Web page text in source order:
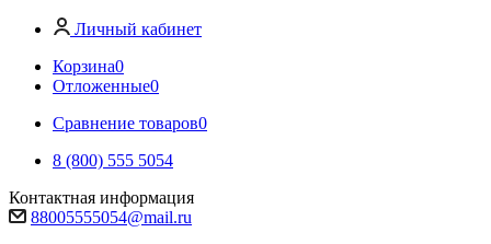
Личный кабинет
Корзина0
Отложенные0
Сравнение товаров0
8 (800) 555 5054
Контактная информация
88005555054@mail.ru